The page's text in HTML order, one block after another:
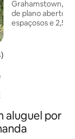
avaliação média de
Grahamstown,
de plano aberto
espaçosos e 2,5
A casa está
as escolas St
aluguel por